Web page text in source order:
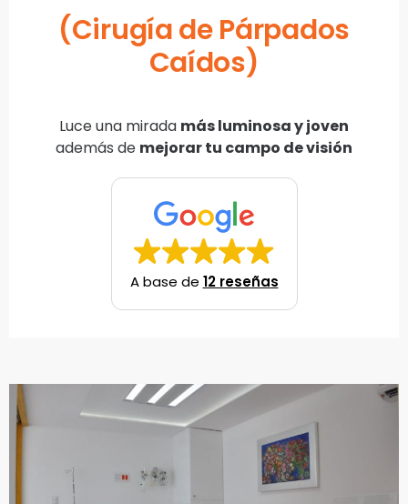
(Cirugía de Párpados
Caídos)
Luce una mirada más luminosa y joven
además de mejorar tu campo de visión
A base de 12 reseñas